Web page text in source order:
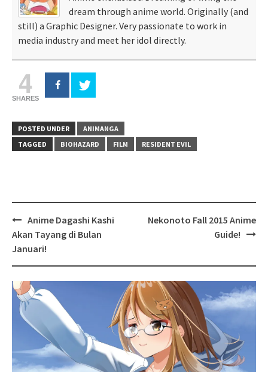
dream through anime world. Originally (and
still) a Graphic Designer. Very passionate to work in
media industry and meet her idol directly.
4
SHARES
POSTED UNDER
ANIMANGA
TAGGED
BIOHAZARD FILM RESIDENT EVIL
Post
navigation
Anime Dagashi Kashi
Akan Tayang di Bulan
Januari!
Nekonoto Fall 2015 Anime
Guide!